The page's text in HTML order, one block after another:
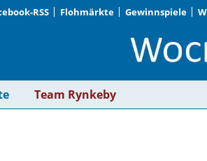
RSS Flohmärkte Gewinnspiele
Sieg
Team Rynkeby